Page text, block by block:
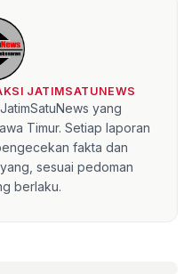
JATIMSATUNEWS
yang
Timur. Setiap laporan
fakta dan
sesuai pedoman
berlaku.